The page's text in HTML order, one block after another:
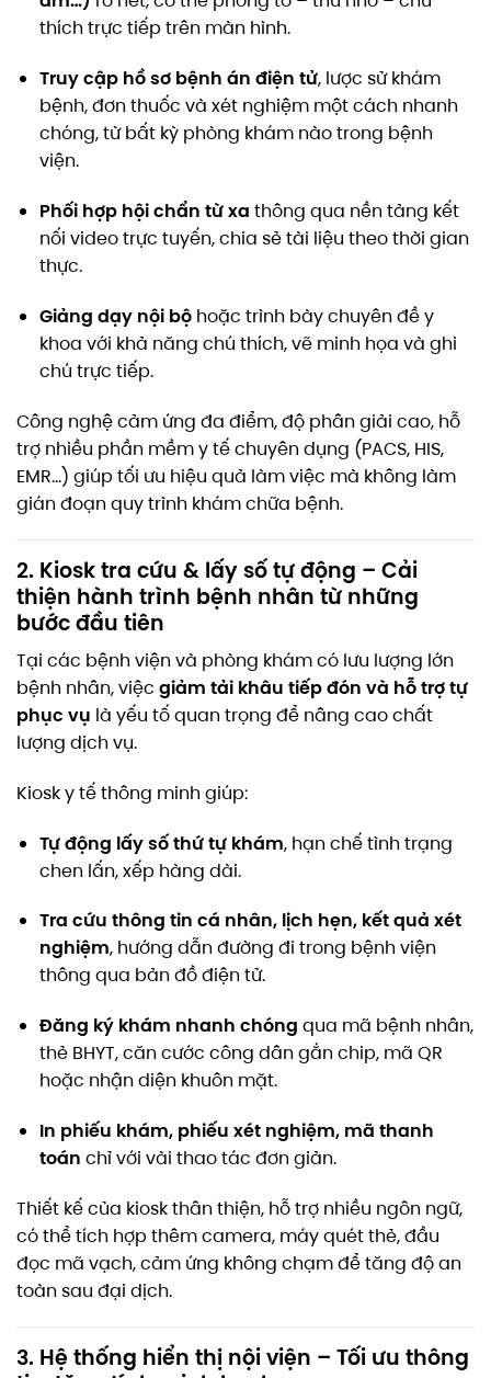
thích trực tiếp trên màn hình.
Truy cập hồ sơ bệnh án điện tử, lược sử khám
bệnh, đơn thuốc và xét nghiệm một cách nhanh
chóng, từ bất kỳ phòng khám nào trong bệnh
viện.
Phối hợp hội chẩn từ xa thông qua nền tảng kết
nối video trực tuyến, chia sẻ tài liệu theo thời gian
thực.
Giảng dạy nội bộhoặc trình bày chuyên đề y
khoa với khả năng chú thích, vẽ minh họa và ghi
chú trực tiếp.
Công nghệ cảm ứng đa điểm, độ phân giải cao, hỗ
trợ nhiều phần mềm y tế chuyên dụng (PACS, HIS,
EMR…) giúp tối ưu hiệu quả làm việc mà không làm
gián đoạn quy trình khám chữa bệnh.
2. Kiosk tra cứu & lấy số tự động – Cải
thiện hành trình bệnh nhân từ những
bước đầu tiên
Tại các bệnh viện và phòng khám có lưu lượng lớn
bệnh nhân, việc giảm tải khâu tiếp đón và hỗ trợ tự
phục vụ là yếu tố quan trọng để nâng cao chất
lượng dịch vụ.
Kiosk y tế thông minh giúp:
Tự động lấy số thứ tự khám, hạn chế tình trạng
chen lấn, xếp hàng dài.
Tra cứu thông tin cá nhân, lịch hẹn, kết quả xét
nghiệm, hướng dẫn đường đi trong bệnh viện
thông qua bản đồ điện tử.
Đăng ký khám nhanh chóng qua mã bệnh nhân,
thẻ BHYT, căn cước công dân gắn chip, mã QR
hoặc nhận diện khuôn mặt.
In phiếu khám, phiếu xét nghiệm, mã thanh
toán chỉ với vài thao tác đơn giản.
Thiết kế của kiosk thân thiện, hỗ trợ nhiều ngôn ngữ,
có thể tích hợp thêm camera, máy quét thẻ, đầu
đọc mã vạch, cảm ứng không chạm để tăng độ an
toàn sau đại dịch.
3. Hệ thống hiển thị nội viện – Tối ưu thông